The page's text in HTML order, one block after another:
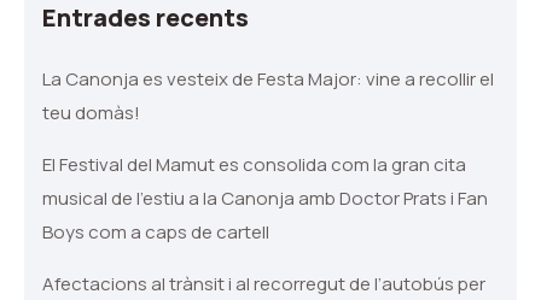
Entrades recents
La Canonja es vesteix de Festa Major: vine a recollir el
teu domàs!
El Festival del Mamut es consolida com la gran cita
musical de l’estiu a la Canonja amb Doctor Prats i Fan
Boys com a caps de cartell
Afectacions al trànsit i al recorregut de l’autobús per